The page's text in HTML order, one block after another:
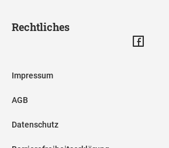
Rechtliches
Impressum
AGB
Datenschutz